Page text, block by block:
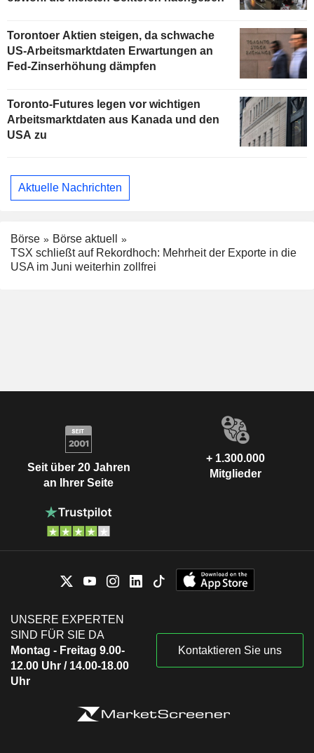
Torontoer Aktien steigen, da schwache
US-Arbeitsmarktdaten Erwartungen an
Fed-Zinserhöhung dämpfen
Toronto-Futures legen vor wichtigen
Arbeitsmarktdaten aus Kanada und den
USA zu
Aktuelle Nachrichten
Börse
Börse aktuell
TSX schließt auf Rekordhoch: Mehrheit der Exporte in die
USA im Juni weiterhin zollfrei
Seit über 20 Jahren
an Ihrer Seite
+ 1.300.000
Mitglieder
UNSERE EXPERTEN
SIND FÜR SIE DA
Montag - Freitag 9.00-
12.00 Uhr / 14.00-18.00
Uhr
Kontaktieren Sie uns